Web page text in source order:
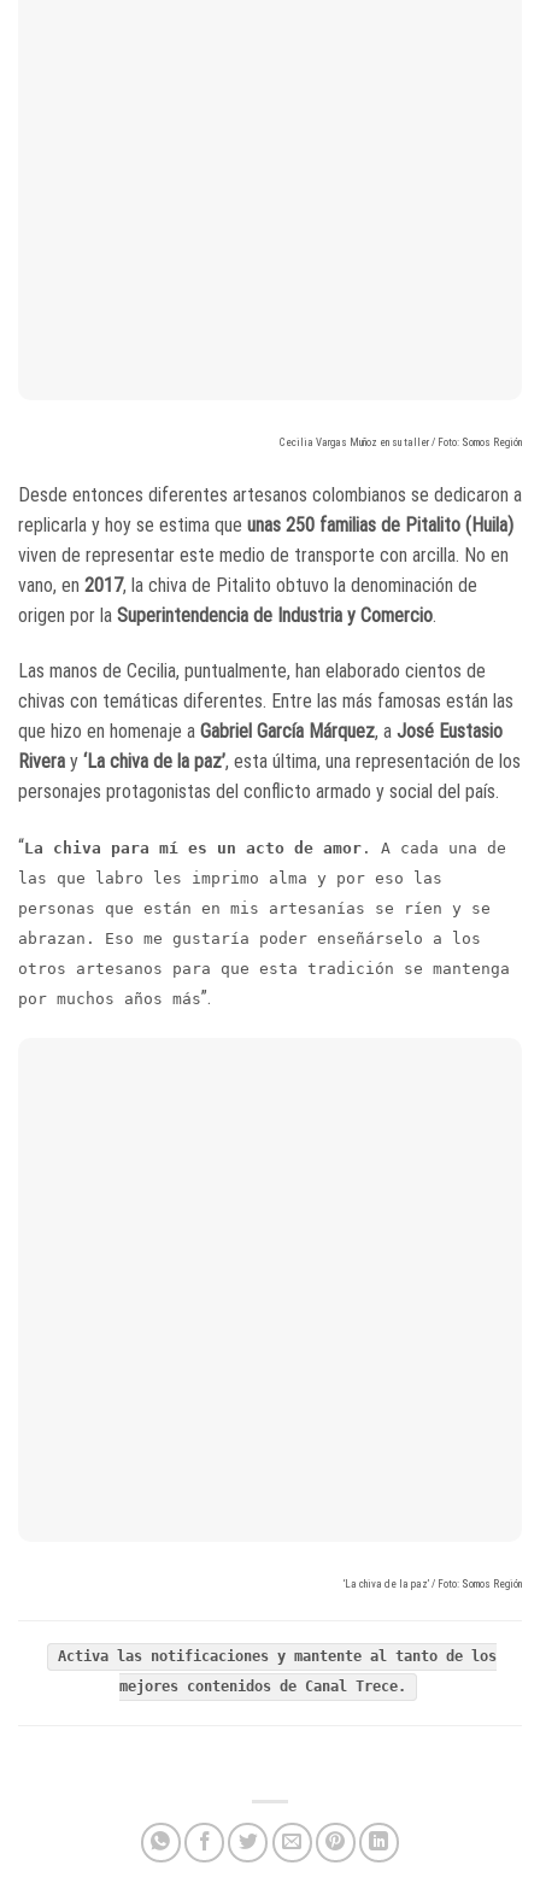
Cecilia Vargas Muñoz en su taller / Foto: Somos Región
Desde entonces diferentes artesanos colombianos se dedicaron a
replicarla y hoy se estima que unas 250 familias de Pitalito (Huila)
viven de representar este medio de transporte con arcilla. No en
vano, en 2017, la chiva de Pitalito obtuvo la denominación de
origen por la Superintendencia de Industria y Comercio.
Las manos de Cecilia, puntualmente, han elaborado cientos de
chivas con temáticas diferentes. Entre las más famosas están las
que hizo en homenaje a Gabriel García Márquez, a José Eustasio
Rivera y ‘La chiva de la paz’, esta última, una representación de los
personajes protagonistas del conflicto armado y social del país.
“La chiva para mí es un acto de amor . A cada una de
las que labro les imprimo alma y por eso las
personas que están en mis artesanías se ríen y se
abrazan. Eso me gustaría poder enseñárselo a los
otros artesanos para que esta tradición se mantenga
por muchos años más”.
‘La chiva de la paz’ / Foto: Somos Región
Activa las notificaciones y mantente al tanto de los
mejores contenidos de Canal Trece.